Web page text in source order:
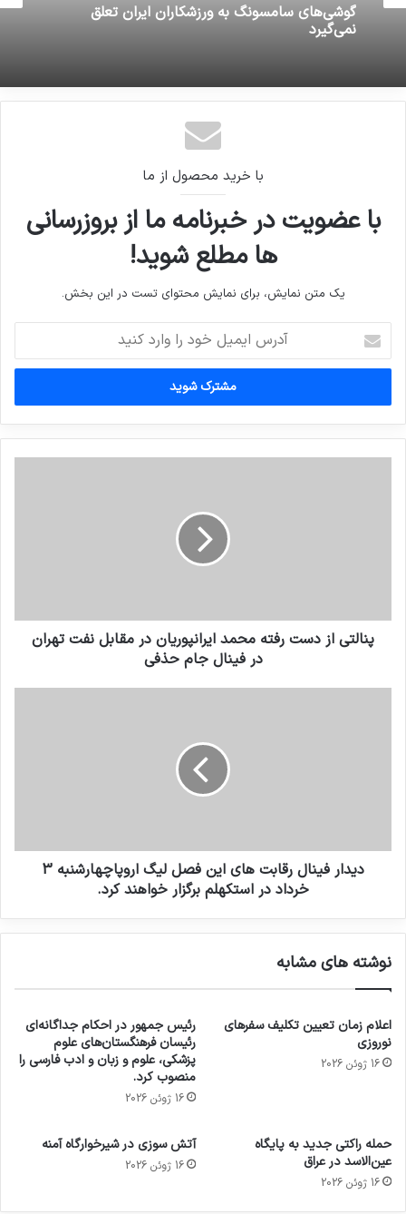
گوشی‌های سامسونگ به ورزشکاران ایران تعلق
نمی‌گیرد
با خرید محصول از ما
با عضویت در خبرنامه ما از بروزرسانی
ها مطلع شوید!
یک متن نمایش، برای نمایش محتوای تست در این بخش.
ایمیل
خود
وارد
کنید
پنالتی از دست رفته محمد ایرانپوریان در مقابل نفت تهران
در فینال جام حذفی
دیدار فینال رقابت های این فصل لیگ اروپاچهارشنبه 3
خرداد در استکهلم برگزار خواهند کرد.
نوشته های مشابه
اعلام زمان تعیین تکلیف سفرهای
نوروزی
16 ژوئن 2026
رئیس جمهور در احکام جداگانه‌ای
رئیسان فرهنگستان‌های علوم
پزشکی، علوم و زبان و ادب فارسی را
منصوب کرد.
16 ژوئن 2026
حمله راکتی جدید به پایگاه
عین‌الاسد در عراق
16 ژوئن 2026
آتش سوزی در شیرخوارگاه آمنه
16 ژوئن 2026